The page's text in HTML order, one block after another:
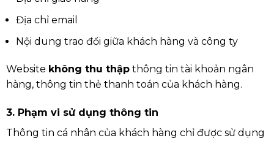
Địa chỉ email
Nội dung trao đổi giữa khách hàng và công ty
Website không thu thậpthông tin tài khoản ngân
hàng, thông tin thẻ thanh toán của khách hàng.
3. Phạm vi sử dụng thông tin
Thông tin cá nhân của khách hàng chỉ được sử dụng